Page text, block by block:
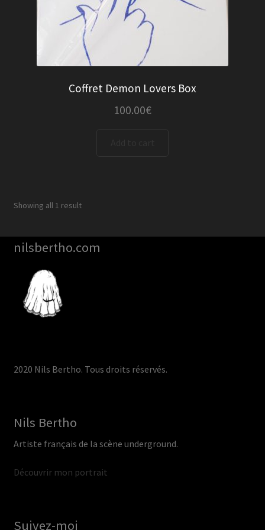
Coffret Demon Lovers Box
100.00€
Showing all 1 result
nilsbertho.com
2020 Nils Bertho. Tous droits réservés.
Nils Bertho
Artiste français de la scène underground.
Découvrir mon portrait
Suivez-moi